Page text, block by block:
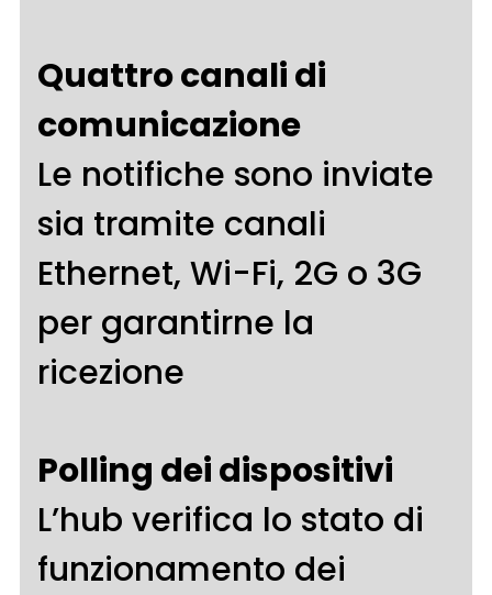
Quattro canali di
comunicazione
Le notifiche sono inviate
sia tramite canali
Ethernet, Wi-Fi, 2G o 3G
per garantirne la
ricezione
Polling dei dispositivi
L’hub verifica lo stato di
funzionamento dei